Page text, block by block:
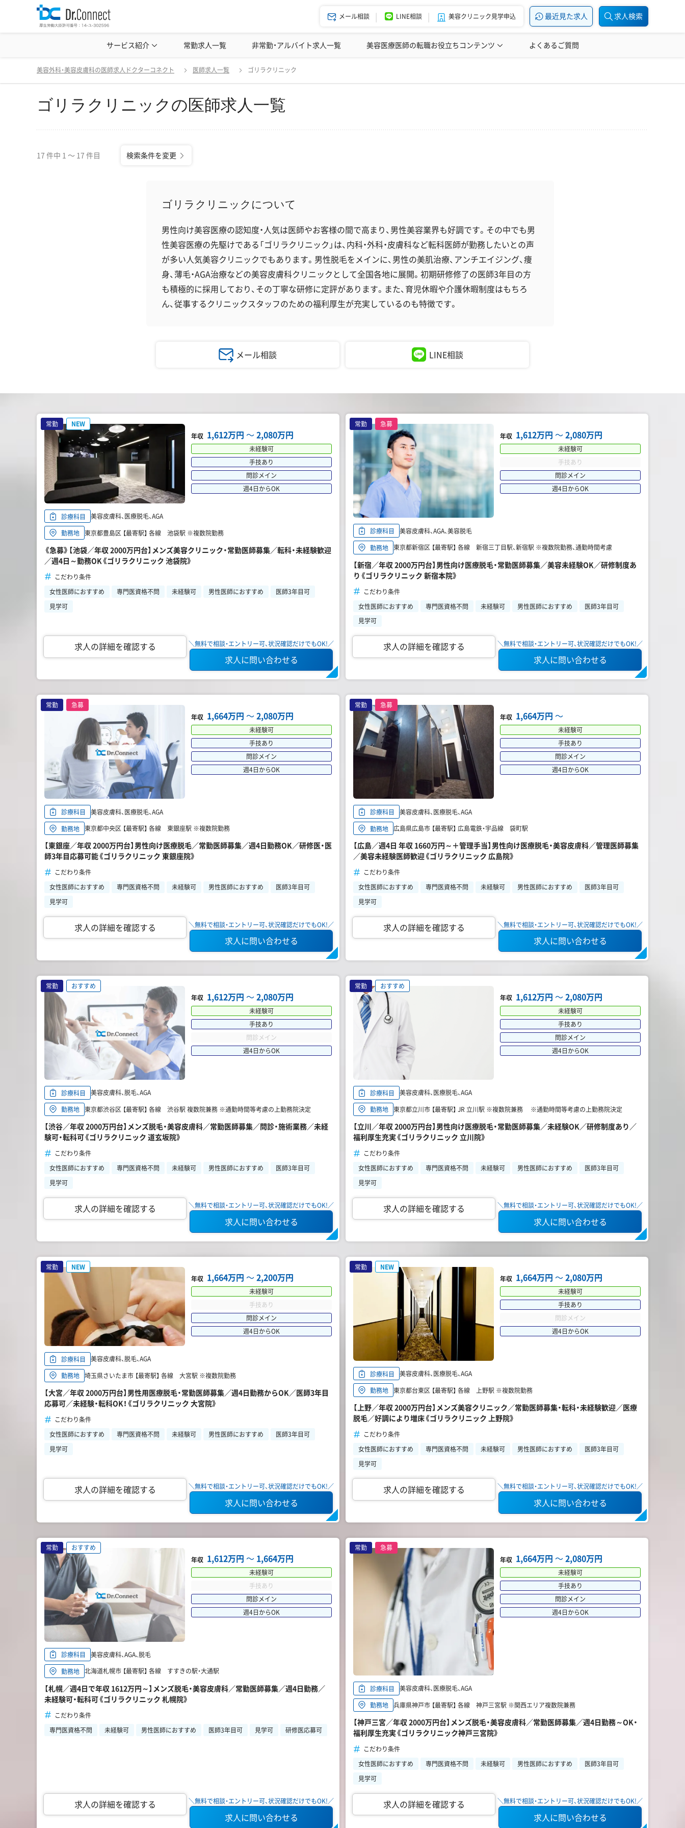
メール相談 LINE相談 美容クリニック見学申込 最近見た求人 求人検索
サービス紹介 ドクターコネクトの強み エージェント紹介
常勤求人一覧 非常勤・アルバイト求人一覧 美容医療医師の転職お役立ちコンテンツ
美容クリニック見学・研修情報 美容外科・美容皮膚科の医師転職体験談 美容クリニックインタビュー 美容医療の転職お役立ち記事 美容医療辞典
よくあるご質問
美容外科・美容皮膚科の医師求人ドクターコネクト 医師求人一覧 ゴリラクリニック
ゴリラクリニックの医師求人一覧
17 件中 1 〜 17 件目 検索条件を変更
ゴリラクリニックについて
男性向け美容医療の認知度・人気は医師やお客様の間で高まり、男性美容業界も好調です。その中でも男
性美容医療の先駆けである「ゴリラクリニック」は、内科・外科・皮膚科など転科医師が勤務したいとの声
が多い人気美容クリニックでもあります。男性脱毛をメインに、男性の美肌治療、アンチエイジング、痩
身、薄毛・AGA治療などの美容皮膚科クリニックとして全国各地に展開。初期研修修了の医師3年目の方
も積極的に採用しており、その丁寧な研修に定評があります。また、育児休暇や介護休暇制度はもちろ
ん、従事するクリニックスタッフのための福利厚生が充実しているのも特徴です。
メール相談 LINE相談
ゴリラクリニックの医師求人一覧 変更
常勤
NEW
年収 1,612万円 〜2,080万円
未経験可
手技あり
問診メイン
週4日からOK
診療科目
美容皮膚科、医療脱毛、AGA
勤務地 東京都豊島区 【最寄駅】 各線 池袋駅 ※複数院勤務
《急募》【池袋／年収 2000万円台】メンズ美容クリニック・常勤医師募集／転科・未経験歓迎
／週4日～勤務OK《ゴリラクリニック 池袋院》
こだわり条件
女性医師におすすめ
専門医資格不問 未経験可 男性医師におすすめ
医師3年目可
見学可
求人の詳細を確認する ＼無料で相談・エントリー可、状況確認だけでもOK!／
求人に問い合わせる
常勤
急募
年収 1,612万円 〜2,080万円
未経験可
手技あり
問診メイン
週4日からOK
診療科目
美容皮膚科、AGA、美容脱毛
勤務地 東京都新宿区 【最寄駅】 各線 新宿三丁目駅、新宿駅 ※複数院勤務、通勤時間考慮
【新宿／年収 2000万円台】男性向け医療脱毛・常勤医師募集／美容未経験OK／研修制度あ
り《ゴリラクリニック 新宿本院》
こだわり条件
女性医師におすすめ
専門医資格不問 未経験可 男性医師におすすめ
医師3年目可
見学可
求人の詳細を確認する ＼無料で相談・エントリー可、状況確認だけでもOK!／
求人に問い合わせる
常勤
急募
年収 1,664万円 〜2,080万円
未経験可
手技あり
問診メイン
週4日からOK
診療科目
美容皮膚科、医療脱毛、AGA
勤務地 東京都中央区 【最寄駅】 各線 東銀座駅 ※複数院勤務
【東銀座／年収 2000万円台】男性向け医療脱毛／常勤医師募集／週4日勤務OK／研修医・医
師3年目応募可能《ゴリラクリニック 東銀座院》
こだわり条件
女性医師におすすめ
専門医資格不問 未経験可 男性医師におすすめ
医師3年目可
見学可
求人の詳細を確認する ＼無料で相談・エントリー可、状況確認だけでもOK!／
求人に問い合わせる
常勤
急募
年収 1,664万円 〜
未経験可
手技あり
問診メイン
週4日からOK
診療科目
美容皮膚科、医療脱毛、AGA
勤務地 広島県広島市 【最寄駅】 広島電鉄・宇品線 袋町駅
【広島／週4日 年収 1660万円～＋管理手当】男性向け医療脱毛・美容皮膚科／管理医師募集
／美容未経験医師歓迎《ゴリラクリニック 広島院》
こだわり条件
女性医師におすすめ
専門医資格不問 未経験可 男性医師におすすめ
医師3年目可
見学可
求人の詳細を確認する ＼無料で相談・エントリー可、状況確認だけでもOK!／
求人に問い合わせる
常勤
おすすめ
年収 1,612万円 〜2,080万円
未経験可
手技あり
問診メイン
週4日からOK
診療科目
美容皮膚科、脱毛、AGA
勤務地 東京都渋谷区 【最寄駅】 各線 渋谷駅 複数院兼務 ※通勤時間等考慮の上勤務院決定
【渋谷／年収 2000万円台】メンズ脱毛・美容皮膚科／常勤医師募集／問診・施術業務／未経
験可・転科可《ゴリラクリニック 道玄坂院》
こだわり条件
女性医師におすすめ
専門医資格不問 未経験可 男性医師におすすめ
医師3年目可
見学可
求人の詳細を確認する ＼無料で相談・エントリー可、状況確認だけでもOK!／
求人に問い合わせる
常勤
おすすめ
年収 1,612万円 〜2,080万円
未経験可
手技あり
問診メイン
週4日からOK
診療科目
美容皮膚科、医療脱毛、AGA
勤務地 東京都立川市 【最寄駅】 JR 立川駅 ※複数院兼務 ※通勤時間等考慮の上勤務院決定
【立川／年収 2000万円台】男性向け医療脱毛・常勤医師募集／未経験OK／研修制度あり／
福利厚生充実《ゴリラクリニック 立川院》
こだわり条件
女性医師におすすめ
専門医資格不問 未経験可 男性医師におすすめ
医師3年目可
見学可
求人の詳細を確認する ＼無料で相談・エントリー可、状況確認だけでもOK!／
求人に問い合わせる
常勤
NEW
年収 1,664万円 〜2,200万円
未経験可
手技あり
問診メイン
週4日からOK
診療科目
美容皮膚科、脱毛、AGA
勤務地 埼玉県さいたま市 【最寄駅】 各線 大宮駅 ※複数院勤務
【大宮／年収 2000万円台】男性用医療脱毛・常勤医師募集／週4日勤務からOK／医師3年目
応募可／未経験・転科OK！《ゴリラクリニック 大宮院》
こだわり条件
女性医師におすすめ
専門医資格不問 未経験可 男性医師におすすめ
医師3年目可
見学可
求人の詳細を確認する ＼無料で相談・エントリー可、状況確認だけでもOK!／
求人に問い合わせる
常勤
NEW
年収 1,664万円 〜2,080万円
未経験可
手技あり
問診メイン
週4日からOK
診療科目
美容皮膚科、医療脱毛、AGA
勤務地 東京都台東区 【最寄駅】 各線 上野駅 ※複数院勤務
【上野／年収 2000万円台】メンズ美容クリニック／常勤医師募集・転科・未経験歓迎／医療
脱毛／好調により増床《ゴリラクリニック 上野院》
こだわり条件
女性医師におすすめ
専門医資格不問 未経験可 男性医師におすすめ
医師3年目可
見学可
求人の詳細を確認する ＼無料で相談・エントリー可、状況確認だけでもOK!／
求人に問い合わせる
常勤
おすすめ
年収 1,612万円 〜 1,664万円
未経験可
手技あり
問診メイン
週4日からOK
診療科目
美容皮膚科、AGA、脱毛
勤務地 北海道札幌市 【最寄駅】 各線 すすきの駅・大通駅
【札幌／週4日で年収 1612万円～】メンズ脱毛・美容皮膚科／常勤医師募集／週4日勤務／
未経験可・転科可《ゴリラクリニック 札幌院》
こだわり条件
専門医資格不問
未経験可 男性医師におすすめ 医師3年目可 見学可 研修医応募可
求人の詳細を確認する ＼無料で相談・エントリー可、状況確認だけでもOK!／
求人に問い合わせる
常勤
急募
年収 1,664万円 〜2,080万円
未経験可
手技あり
問診メイン
週4日からOK
診療科目
美容皮膚科、医療脱毛、AGA
勤務地 兵庫県神戸市 【最寄駅】 各線 神戸三宮駅 ※関西エリア複数院兼務
【神戸三宮／年収 2000万円台】メンズ脱毛・美容皮膚科／常勤医師募集／週4日勤務～OK・
福利厚生充実《ゴリラクリニック神戸三宮院》
こだわり条件
女性医師におすすめ
専門医資格不問 未経験可 男性医師におすすめ
医師3年目可
見学可
求人の詳細を確認する ＼無料で相談・エントリー可、状況確認だけでもOK!／
求人に問い合わせる